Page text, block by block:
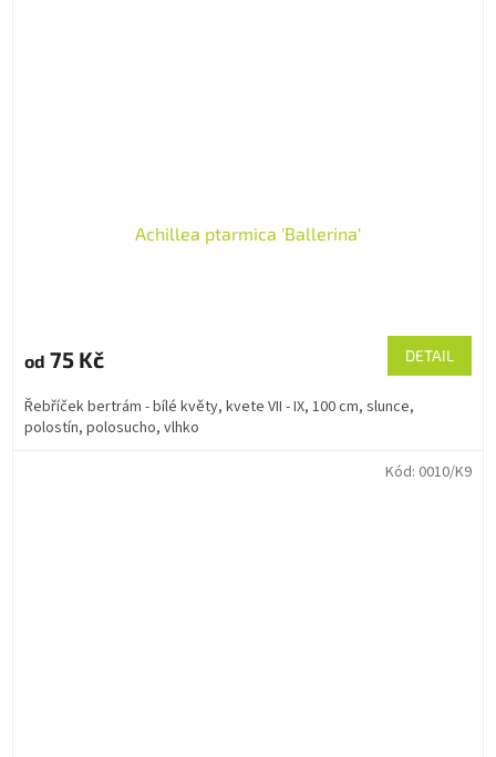
Achillea ptarmica 'Ballerina'
od 75 Kč DETAIL
Řebříček bertrám - bílé květy, kvete VII - IX, 100 cm, slunce,
polostín, polosucho, vlhko
Kód: 0010/K9